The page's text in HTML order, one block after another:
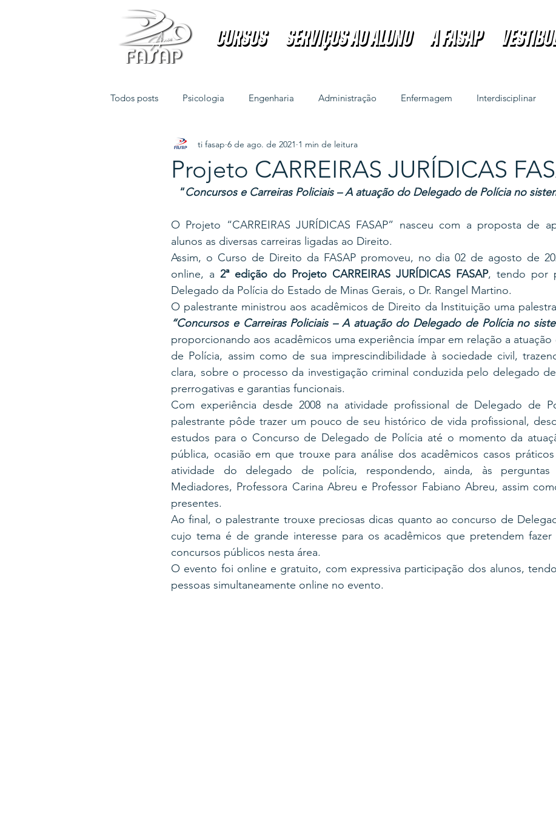
Cursos Serviços ao Aluno A FASAP
Cursos Serviços ao Aluno A FASAP
Todos posts Psicologia Engenharia Administração Enfermagem Interdisciplinar
Fisioterapia
Projeto CARREIRAS JURÍDICAS
ti fasap 6 de ago. de 2021 1 min de leitura
“Concursos e Carreiras Policiais – A atuação do Delegado de Polícia no
O Projeto “CARREIRAS JURÍDICAS FASAP” nasceu com a proposta de
alunos as diversas carreiras ligadas ao Direito.
Assim, o Curso de Direito da FASAP promoveu, no dia 02 de agosto de
online, a 2ª edição do Projeto CARREIRAS JURÍDICAS FASAP, tendo por
Delegado da Polícia do Estado de Minas Gerais, o Dr. Rangel Martino.
“Concursos e Carreiras Policiais – A atuação do Delegado de Polícia no
proporcionando aos acadêmicos uma experiência ímpar em relação a
de Polícia, assim como de sua imprescindibilidade à sociedade civil,
clara, sobre o processo da investigação criminal conduzida pelo delegado
prerrogativas e garantias funcionais.
Com experiência desde 2008 na atividade profissional de Delegado de
palestrante pôde trazer um pouco de seu histórico de vida profissional,
estudos para o Concurso de Delegado de Polícia até o momento da
pública, ocasião em que trouxe para análise dos acadêmicos casos
atividade do delegado de polícia, respondendo, ainda, às perguntas
Mediadores, Professora Carina Abreu e Professor Fabiano Abreu, assim
presentes.
Ao final, o palestrante trouxe preciosas dicas quanto ao concurso de
cujo tema é de grande interesse para os acadêmicos que pretendem
concursos públicos nesta área.
O evento foi online e gratuito, com expressiva participação dos alunos,
pessoas simultaneamente online no evento.